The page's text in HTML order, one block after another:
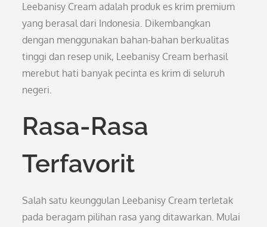
Leebanisy Cream adalah produk es krim premium
yang berasal dari Indonesia. Dikembangkan
dengan menggunakan bahan-bahan berkualitas
tinggi dan resep unik, Leebanisy Cream berhasil
merebut hati banyak pecinta es krim di seluruh
negeri.
Rasa-Rasa
Terfavorit
Salah satu keunggulan Leebanisy Cream terletak
pada beragam pilihan rasa yang ditawarkan. Mulai